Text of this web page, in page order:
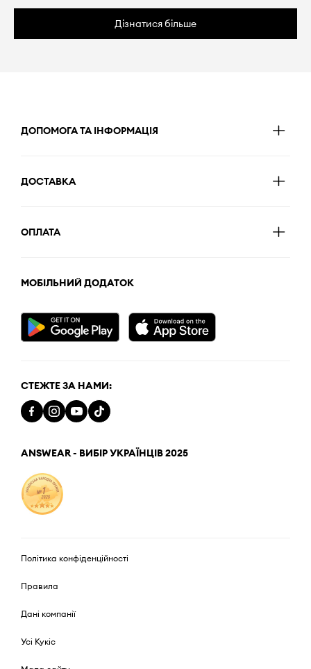
Дізнатися більше
ДОПОМОГА ТА ІНФОРМАЦІЯ
ДОСТАВКА
ОПЛАТА
МОБІЛЬНИЙ ДОДАТОК
СТЕЖТЕ ЗА НАМИ:
ANSWEAR - ВИБІР УКРАЇНЦІВ 2025
Політика конфіденційності
Правила
Дані компанії
Усі Кукіс